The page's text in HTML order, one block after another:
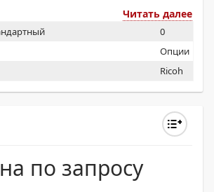
Читать далее
0
Опции
Ricoh
по запросу